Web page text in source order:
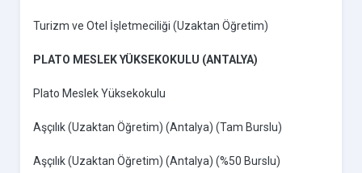
Turizm ve Otel İşletmeciliği (Uzaktan Öğretim)
PLATO MESLEK YÜKSEKOKULU (ANTALYA)
Plato Meslek Yüksekokulu
Aşçılık (Uzaktan Öğretim) (Antalya) (Tam Burslu)
Aşçılık (Uzaktan Öğretim) (Antalya) (%50 Burslu)